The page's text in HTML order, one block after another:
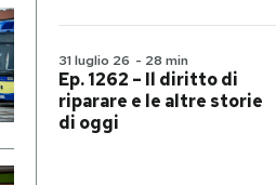
31 luglio 26 - 28 min
Ep. 1262 – Il diritto di
riparare e le altre storie
di oggi